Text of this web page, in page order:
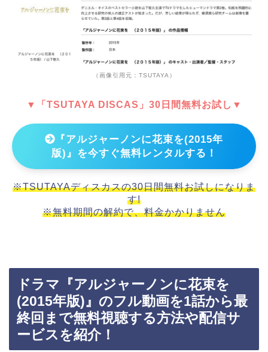
（画像引用元：TSUTAYA）
▼「TSUTAYA DISCAS」30日間無料お試し▼
『アルジャーノンに花束を(2015年
版)』を今すぐ無料レンタルする！
※TSUTAYAディスカスの30日間無料お試しになりま
す!
※無料期間の解約で、料金かかりません
ドラマ『アルジャーノンに花束を
(2015年版)』のフル動画を1話から最
終回まで無料視聴する方法や配信サ
ービスを紹介！